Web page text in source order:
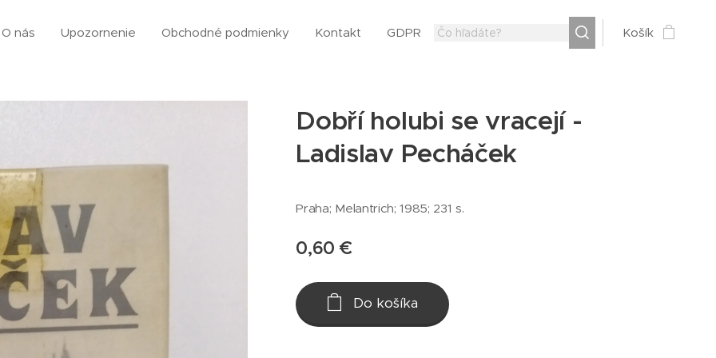
O nás Upozornenie Obchodné podmienky Kontakt GDPR Košík
Dobří holubi se vracejí -
Ladislav Pecháček
Praha; Melantrich; 1985; 231 s.
0,60 €
Do košíka